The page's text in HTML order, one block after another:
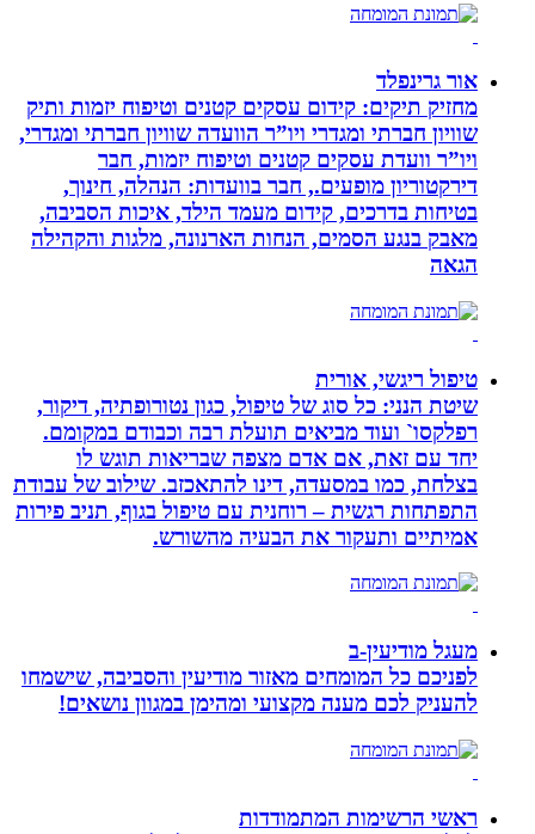
אור גרינפלד
מחזיק תיקים: קידום עסקים קטנים וטיפוח יזמות ותיק
שוויון חברתי ומגדרי ויו”ר הוועדה שוויון חברתי ומגדרי,
ויו”ר וועדת עסקים קטנים וטיפוח יזמות, חבר
דירקטוריון מופעים., חבר בוועדות: הנהלה, חינוך,
בטיחות בדרכים, קידום מעמד הילד, איכות הסביבה,
מאבק בנגע הסמים, הנחות הארנונה, מלגות והקהילה
הגאה
טיפול ריגשי, אורית
שיטת הנני: כל סוג של טיפול, כגון נטורופתיה, דיקור,
רפלקסו` ועוד מביאים תועלת רבה וכבודם במקומם.
יחד עם זאת, אם אדם מצפה שבריאות תוגש לו
בצלחת, כמו במסעדה, דינו להתאכזב. שילוב של עבודת
התפתחות רגשית – רוחנית עם טיפול בגוף, תניב פירות
אמיתיים ותעקור את הבעיה מהשורש.
מעגל מודיעין-ב
לפניכם כל המומחים מאזור מודיעין והסביבה, שישמחו
להעניק לכם מענה מקצועי ומהימן במגוון נושאים!
ראשי הרשימות המתמודדות